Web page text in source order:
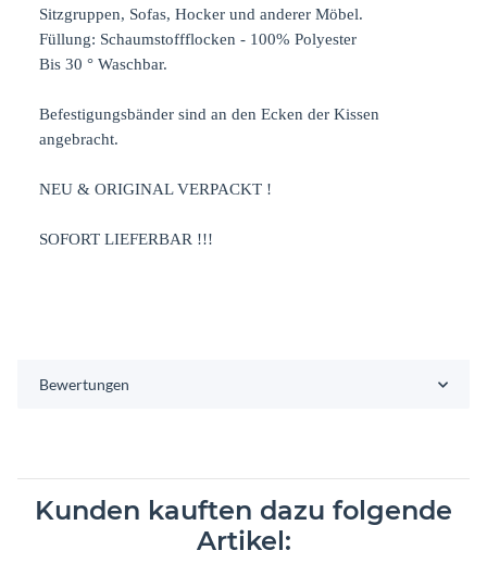
Sitzgruppen, Sofas, Hocker und anderer Möbel.
Füllung: Schaumstoffflocken - 100% Polyester
Bis 30 ° Waschbar.
Befestigungsbänder sind an den Ecken der Kissen
angebracht.
NEU & ORIGINAL VERPACKT !
SOFORT LIEFERBAR !!!
Bewertungen
Kunden kauften dazu folgende
Artikel: